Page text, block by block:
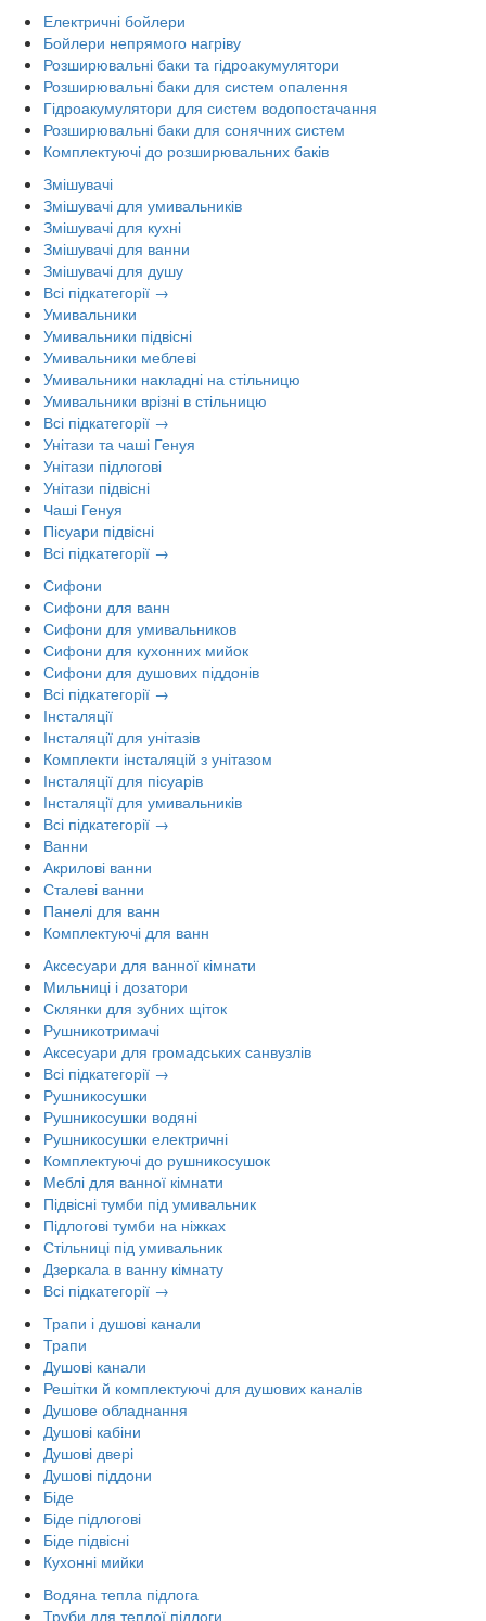
Електричні бойлери
Бойлери непрямого нагріву
Розширювальні баки та гідроакумулятори
Розширювальні баки для систем опалення
Гідроакумулятори для систем водопостачання
Розширювальні баки для сонячних систем
Комплектуючі до розширювальних баків
Змішувачі
Змішувачі для умивальників
Змішувачі для кухні
Змішувачі для ванни
Змішувачі для душу
Всі підкатегорії →
Умивальники
Умивальники підвісні
Умивальники меблеві
Умивальники накладні на стільницю
Умивальники врізні в стільницю
Всі підкатегорії →
Унітази та чаші Генуя
Унітази підлогові
Унітази підвісні
Чаші Генуя
Пісуари підвісні
Всі підкатегорії →
Сифони
Сифони для ванн
Сифони для умивальников
Сифони для кухонних мийок
Сифони для душових піддонів
Всі підкатегорії →
Інсталяції
Інсталяції для унітазів
Комплекти інсталяцій з унітазом
Інсталяції для пісуарів
Інсталяції для умивальників
Всі підкатегорії →
Ванни
Акрилові ванни
Сталеві ванни
Панелі для ванн
Комплектуючі для ванн
Аксесуари для ванної кімнати
Мильниці і дозатори
Склянки для зубних щіток
Рушникотримачі
Аксесуари для громадських санвузлів
Всі підкатегорії →
Рушникосушки
Рушникосушки водяні
Рушникосушки електричні
Комплектуючі до рушникосушок
Меблі для ванної кімнати
Підвісні тумби під умивальник
Підлогові тумби на ніжках
Стільниці під умивальник
Дзеркала в ванну кімнату
Всі підкатегорії →
Трапи і душові канали
Трапи
Душові канали
Решітки й комплектуючі для душових каналів
Душове обладнання
Душові кабіни
Душові двері
Душові піддони
Біде
Біде підлогові
Біде підвісні
Кухонні мийки
Водяна тепла підлога
Труби для теплої підлоги